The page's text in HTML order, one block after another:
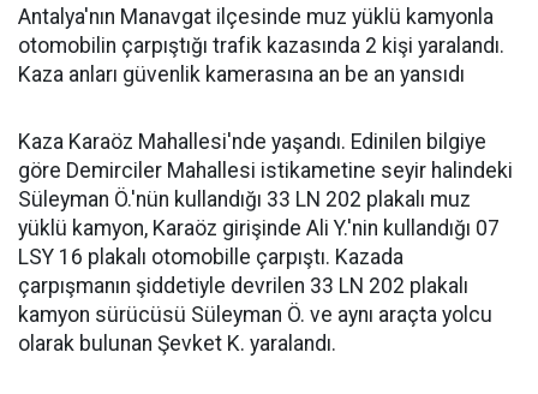
Antalya'nın Manavgat ilçesinde muz yüklü kamyonla
otomobilin çarpıştığı trafik kazasında 2 kişi yaralandı.
Kaza anları güvenlik kamerasına an be an yansıdı
Kaza Karaöz Mahallesi'nde yaşandı. Edinilen bilgiye
göre Demirciler Mahallesi istikametine seyir halindeki
Süleyman Ö.'nün kullandığı 33 LN 202 plakalı muz
yüklü kamyon, Karaöz girişinde Ali Y.'nin kullandığı 07
LSY 16 plakalı otomobille çarpıştı. Kazada
çarpışmanın şiddetiyle devrilen 33 LN 202 plakalı
kamyon sürücüsü Süleyman Ö. ve aynı araçta yolcu
olarak bulunan Şevket K. yaralandı.